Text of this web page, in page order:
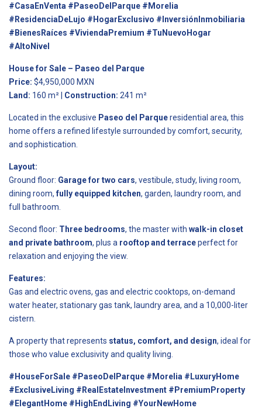
#CasaEnVenta #PaseoDelParque #Morelia
#ResidenciaDeLujo #HogarExclusivo #InversiónInmobiliaria
#BienesRaíces #ViviendaPremium #TuNuevoHogar
#AltoNivel
House for Sale – Paseo del Parque
Price: $4,950,000 MXN
Land: 160 m² | Construction: 241 m²
Located in the exclusive Paseo del Parqueresidential area, this
home offers a refined lifestyle surrounded by comfort, security,
and sophistication.
Layout:
Ground floor: Garage for two cars, vestibule, study, living room,
dining room,fully equipped kitchen, garden, laundry room, and
full bathroom.
Second floor: Three bedrooms, the master with walk-in closet
and private bathroom, plus a rooftop and terraceperfect for
relaxation and enjoying the view.
Features:
Gas and electric ovens, gas and electric cooktops, on-demand
water heater, stationary gas tank, laundry area, and a 10,000-liter
cistern.
A property that represents status, comfort, and design, ideal for
those who value exclusivity and quality living.
#HouseForSale #PaseoDelParque #Morelia #LuxuryHome
#ExclusiveLiving #RealEstateInvestment #PremiumProperty
#ElegantHome #HighEndLiving #YourNewHome